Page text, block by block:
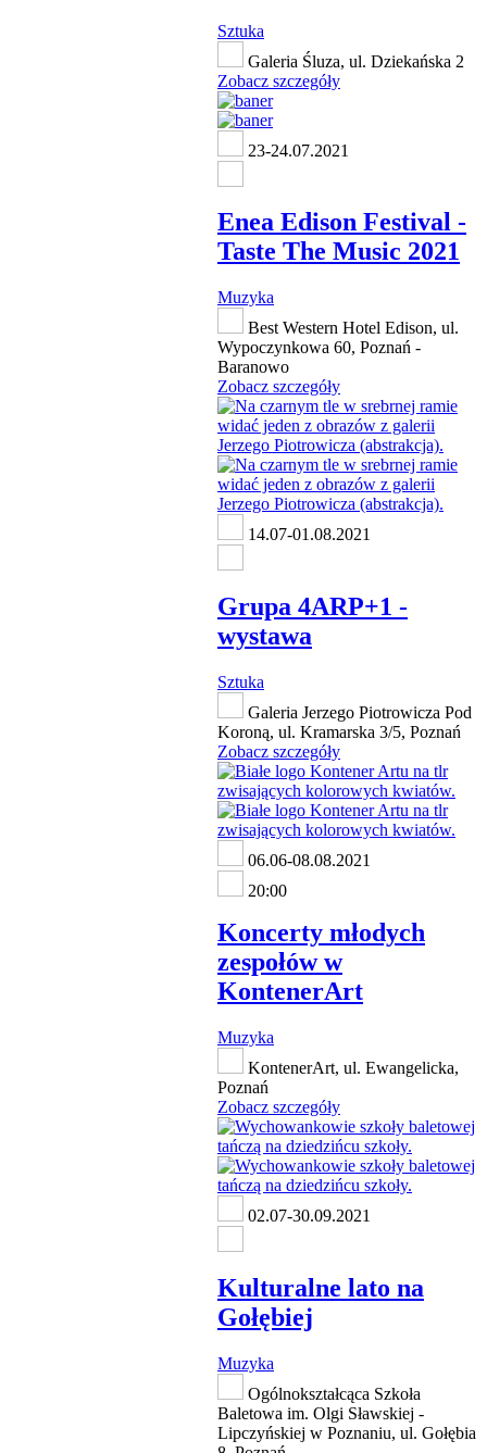
Sztuka
Galeria Śluza, ul. Dziekańska 2
Zobacz szczegóły
23-24.07.2021
Enea Edison Festival -
Taste The Music 2021
Muzyka
Best Western Hotel Edison, ul.
Wypoczynkowa 60, Poznań -
Baranowo
Zobacz szczegóły
14.07-01.08.2021
Grupa 4ARP+1 -
wystawa
Sztuka
Galeria Jerzego Piotrowicza Pod
Koroną, ul. Kramarska 3/5, Poznań
Zobacz szczegóły
06.06-08.08.2021
20:00
Koncerty młodych
zespołów w
KontenerArt
Muzyka
KontenerArt, ul. Ewangelicka,
Poznań
Zobacz szczegóły
02.07-30.09.2021
Kulturalne lato na
Gołębiej
Muzyka
Ogólnokształcąca Szkoła
Baletowa im. Olgi Sławskiej -
Lipczyńskiej w Poznaniu, ul. Gołębia